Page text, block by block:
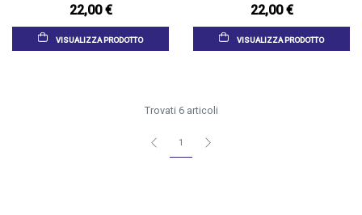
22,00 €
VISUALIZZA PRODOTTO
22,00 €
VISUALIZZA PRODOTTO
Trovati 6 articoli
1